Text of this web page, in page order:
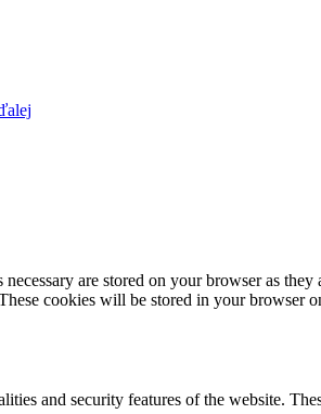
are stored on your browser as they
cookies will be stored in your browser
and security features of the website.